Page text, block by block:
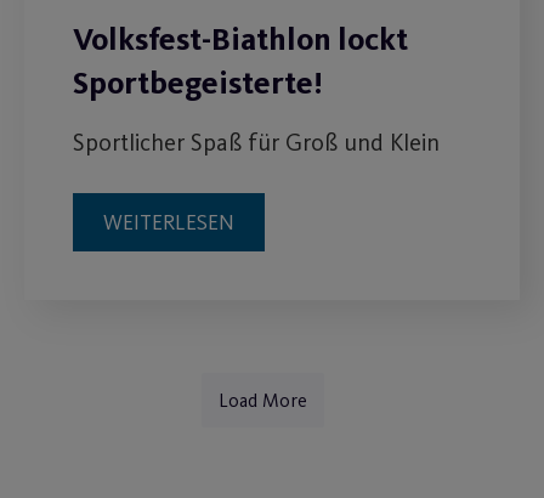
Volksfest-Biathlon lockt
Sportbegeisterte!
Sportlicher Spaß für Groß und Klein
WEITERLESEN
Load More